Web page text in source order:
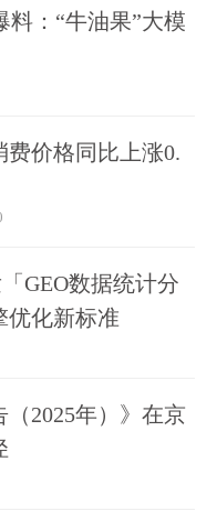
料：“牛油果”大模
费价格同比上涨0.
GEO数据统计分
优化新标准
（2025年）》在京